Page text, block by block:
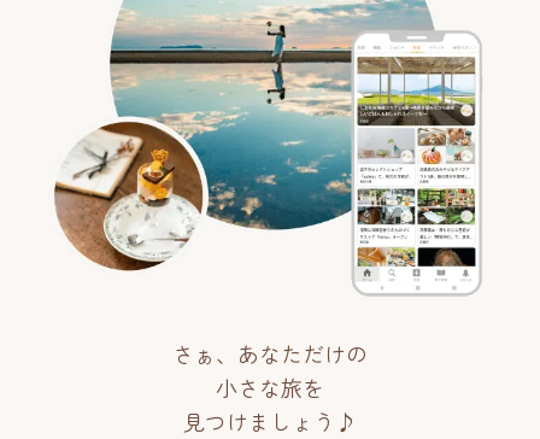
さぁ、あなただけの
小さな旅を
見つけましょう♪